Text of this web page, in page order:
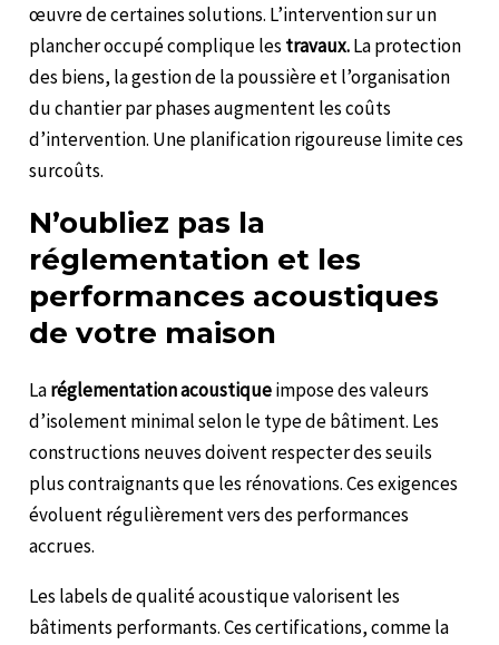
œuvre de certaines solutions. L’intervention sur un
plancher occupé complique les travaux.La protection
des biens, la gestion de la poussière et l’organisation
du chantier par phases augmentent les coûts
d’intervention. Une planification rigoureuse limite ces
surcoûts.
N’oubliez pas la
réglementation et les
performances acoustiques
de votre maison
Laréglementation acoustiqueimpose des valeurs
d’isolement minimal selon le type de bâtiment. Les
constructions neuves doivent respecter des seuils
plus contraignants que les rénovations. Ces exigences
évoluent régulièrement vers des performances
accrues.
Les labels de qualité acoustique valorisent les
bâtiments performants. Ces certifications, comme la